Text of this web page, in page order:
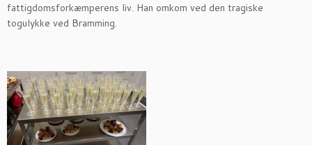
fattigdomsforkæmperens liv. Han omkom ved den tragiske
togulykke ved Bramming.